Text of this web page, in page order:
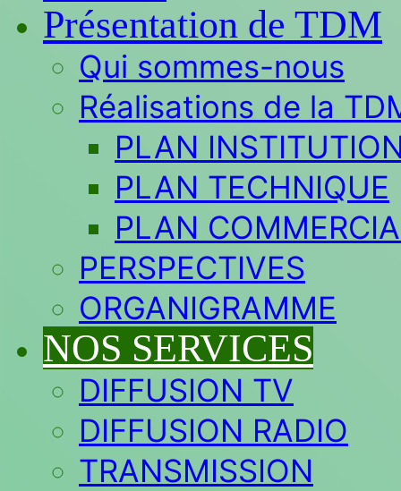
Présentation de TDM
Qui sommes-nous
Réalisations de la
PLAN
PLAN TECHNIQUE
PLAN
PERSPECTIVES
ORGANIGRAMME
NOS SERVICES
DIFFUSION TV
DIFFUSION RADIO
TRANSMISSION